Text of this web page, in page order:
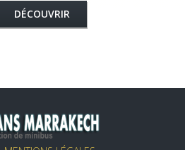
DÉCOUVRIR